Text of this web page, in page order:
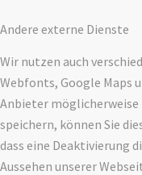
Andere externe Dienste
Wir nutzen auch
Webfonts, Google Maps
Anbieter möglicherweise
speichern, können Sie
dass eine Deaktivierung
Aussehen unserer